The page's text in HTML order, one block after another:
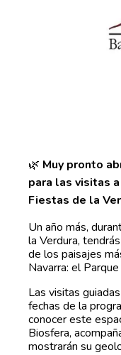
🌿 Muy pronto
para las visitas
Fiestas de la
Un año más,
la Verdura,
de los paisajes
Navarra: el
Las visitas
fechas de la
conocer este
Biosfera,
mostrarán su